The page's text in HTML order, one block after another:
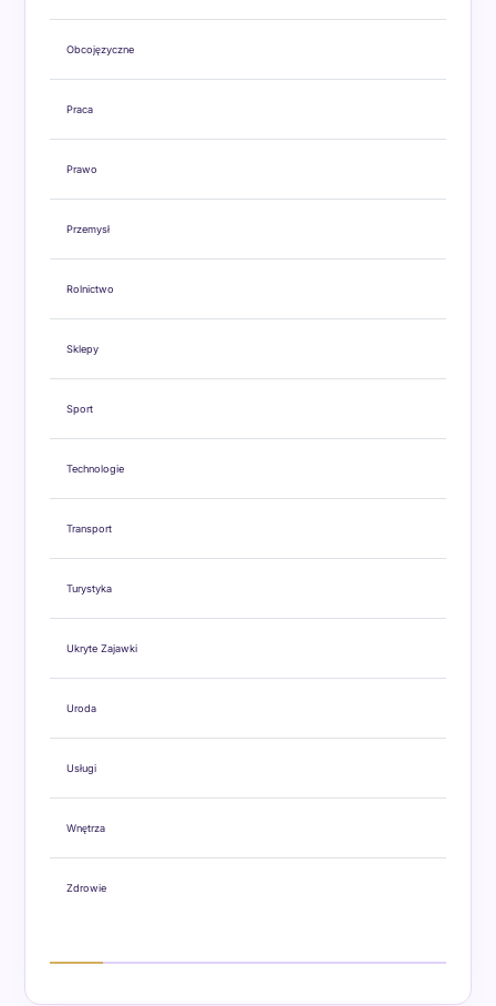
Obcojęzyczne
Praca
Prawo
Przemysł
Rolnictwo
Sklepy
Sport
Technologie
Transport
Turystyka
Ukryte Zajawki
Uroda
Usługi
Wnętrza
Zdrowie